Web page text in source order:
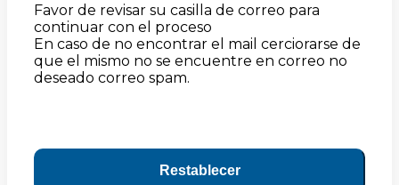
Favor de revisar su casilla de correo para
continuar con el proceso
En caso de no encontrar el mail cerciorarse de
que el mismo no se encuentre en correo no
deseado correo spam.
Restablecer